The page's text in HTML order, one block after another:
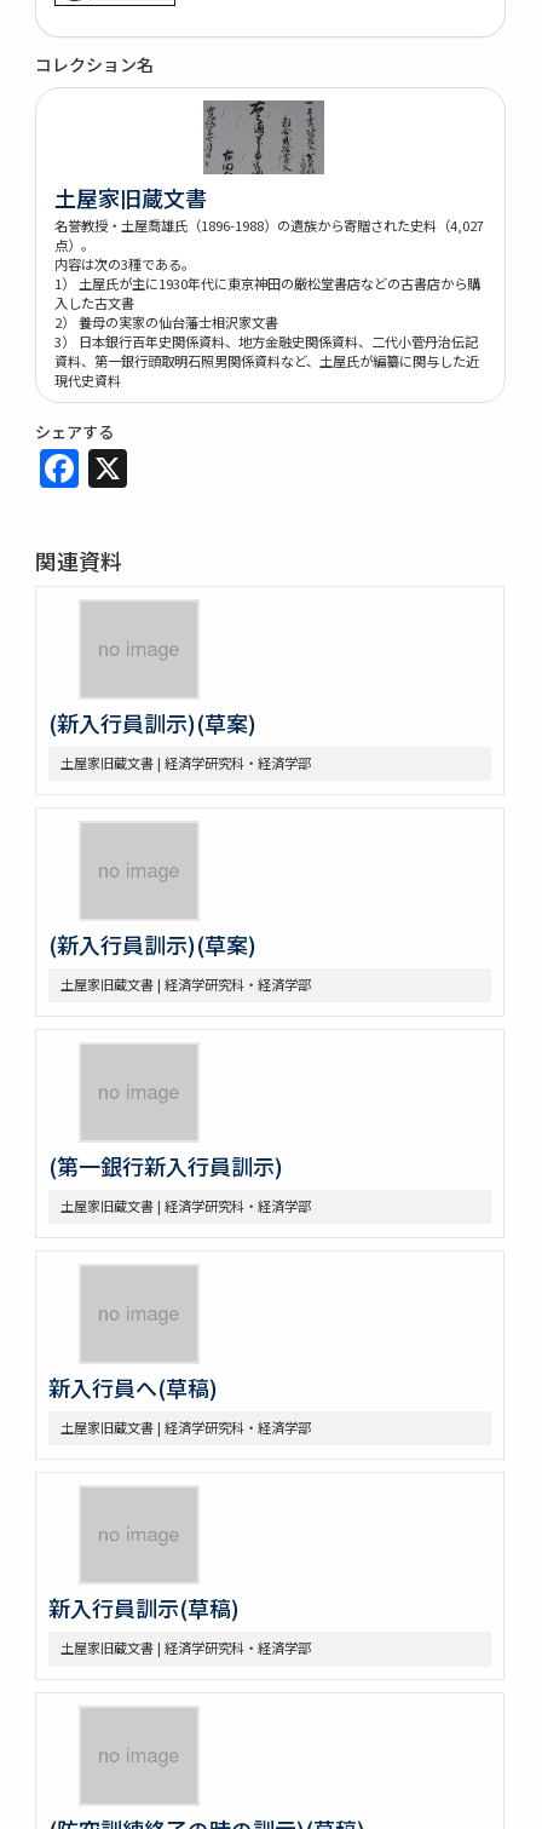
コレクション名
土屋家旧蔵文書
名誉教授・土屋喬雄氏（1896-1988）の遺族から寄贈された史料（4,027
点）。
内容は次の3種である。
1） 土屋氏が主に1930年代に東京神田の厳松堂書店などの古書店から購
入した古文書
2） 養母の実家の仙台藩士相沢家文書
3） 日本銀行百年史関係資料、地方金融史関係資料、二代小菅丹治伝記
資料、第一銀行頭取明石照男関係資料など、土屋氏が編纂に関与した近
現代史資料
シェアする
Facebook
関連資料
(新入行員訓示)(草案)
土屋家旧蔵文書 | 経済学研究科・経済学部
(新入行員訓示)(草案)
土屋家旧蔵文書 | 経済学研究科・経済学部
(第一銀行新入行員訓示)
土屋家旧蔵文書 | 経済学研究科・経済学部
新入行員へ(草稿)
土屋家旧蔵文書 | 経済学研究科・経済学部
新入行員訓示(草稿)
土屋家旧蔵文書 | 経済学研究科・経済学部